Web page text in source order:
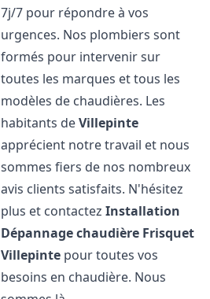
7j/7 pour répondre à vos
urgences. Nos plombiers sont
formés pour intervenir sur
toutes les marques et tous les
modèles de chaudières. Les
habitants deVillepinte
apprécient notre travail et nous
sommes fiers de nos nombreux
avis clients satisfaits. N'hésitez
plus et contactezInstallation
Dépannage chaudière Frisquet
Villepinte pour toutes vos
besoins en chaudière. Nous